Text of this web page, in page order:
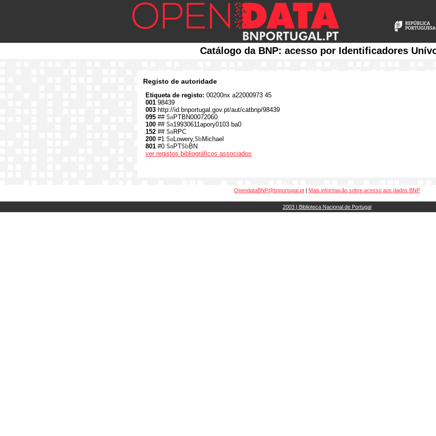
Catálogo da BNP: acesso por Identificadores
Registo de autoridade
Etiqueta de registo: 00200nx a22000973 45
001 98439
003 http://id.bnportugal.gov.pt/aut/catbnp/98439
095 ## $aPTBN00072060
100 ## $a19930611apory0103 ba0
152 ## $aRPC
200 #1 $aLowery,$bMichael
801 #0 $aPT$bBN
ver registos bibliográficos associados
OpendataBNP@bnportugal.pt | Mais informação sobre acesso aos dados BNP
2003 | Biblioteca Nacional de Portugal